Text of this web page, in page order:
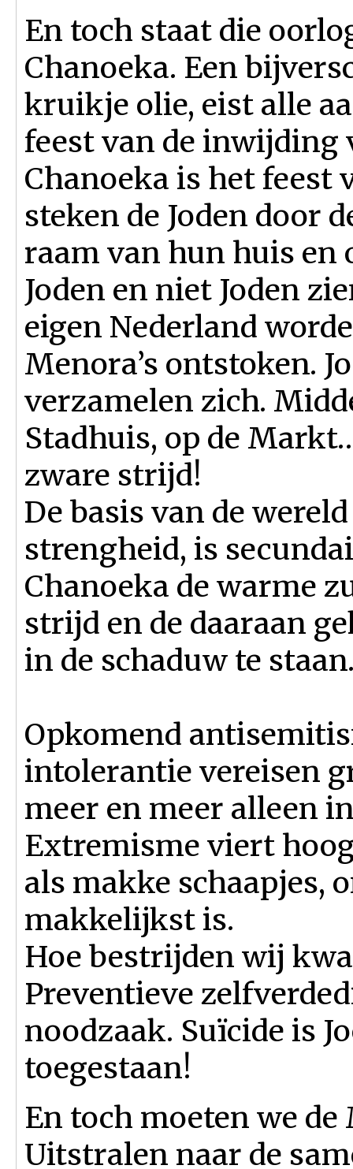
En toch staat die
Chanoeka. Een
kruikje olie, eist alle
feest van de inwijding
Chanoeka is het feest
steken de Joden door
raam van hun huis en
Joden en niet Joden
eigen Nederland
Menora’s ontstoken.
verzamelen zich.
Stadhuis, op de
zware strijd!
De basis van de
strengheid, is
Chanoeka de warme
strijd en de daaraan
in de schaduw te
Opkomend
intolerantie vereisen
meer en meer alleen
Extremisme viert
als makke schaapjes,
makkelijkst is.
Hoe bestrijden wij
Preventieve
noodzaak. Suïcide is
toegestaan!
En toch moeten we
Uitstralen naar de